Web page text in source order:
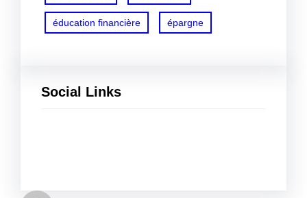
éducation financière épargne
Social Links